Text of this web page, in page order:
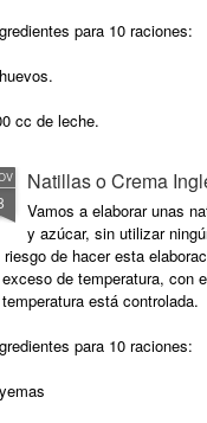
para 10 raciones:
cc de leche.
gr. de azúcar.
2 ramita de canela.
de ½ limón
und. tarros Weck de 141 ml.
líquido
Natillas o Crema
Vamos a elaborar unas
y azúcar, sin utilizar
riesgo de hacer esta
de temperatura, con
está controlada.
para 10 raciones: